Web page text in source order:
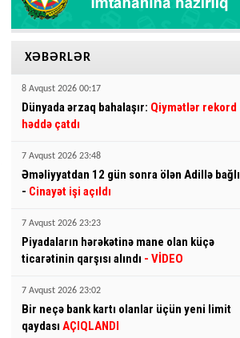
XƏBƏRLƏR
8 Avqust 2026 00:17
Dünyada ərzaq bahalaşır: Qiymətlər rekord
həddə çatdı
7 Avqust 2026 23:48
Əməliyyatdan 12 gün sonra ölən Adillə bağlı
- Cinayət işi açıldı
7 Avqust 2026 23:23
Piyadaların hərəkətinə mane olan küçə
ticarətinin qarşısı alındı - VİDEO
7 Avqust 2026 23:02
Bir neçə bank kartı olanlar üçün yeni limit
qaydası AÇIQLANDI